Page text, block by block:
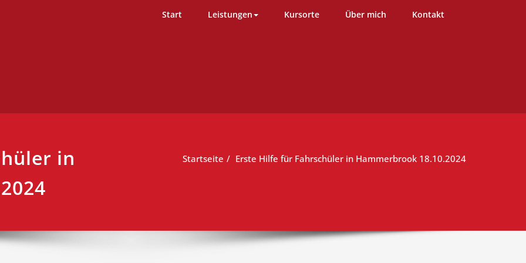
Team – Erste Hilfe Kurs Hamburg
Start Leistungen Kursorte Über mich Kontakt
in
Startseite Erste Hilfe für Fahrschüler in Hammerbrook 18.10.2024